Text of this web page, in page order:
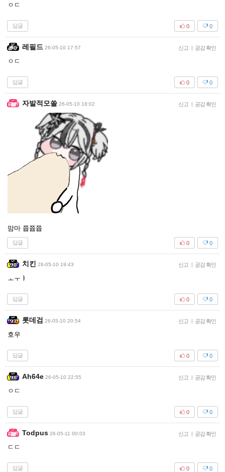
ㅇㄷ
답글 0
0
레필드 26-05-10 17:57 신고 | 공감 확인
ㅇㄷ
답글 0
0
자발적모쏠 26-05-10 18:02 신고 | 공감 확인
맘마 쯉쯉쯉
답글 0
0
치킨 26-05-10 19:43 신고 | 공감 확인
ㅗㅜㅑ
답글 0
0
롯데검 26-05-10 20:54 신고 | 공감 확인
호우
답글 0
0
Ah64e 26-05-10 22:55 신고 | 공감 확인
ㅇㄷ
답글 0
0
Todpus 26-05-11 00:03 신고 | 공감 확인
ㄷㄷ
답글 0
0